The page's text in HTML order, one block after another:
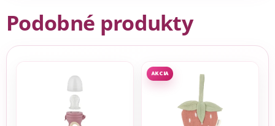
Podobné produkty
AKCIA